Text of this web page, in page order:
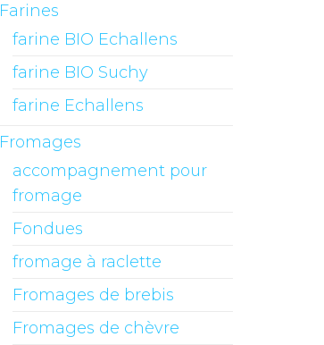
Farines
farine BIO Echallens
farine BIO Suchy
farine Echallens
Fromages
accompagnement pour
fromage
Fondues
fromage à raclette
Fromages de brebis
Fromages de chèvre